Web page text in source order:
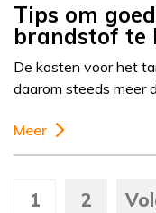
Tips om
brandstof te
De kosten voor het
daarom steeds meer
Meer
1 2